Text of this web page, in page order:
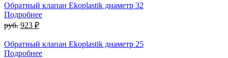
Обратный клапан Ekoplastik диаметр 32
Подробнее
руб. 923 ₽
Обратный клапан Ekoplastik диаметр 25
Подробнее